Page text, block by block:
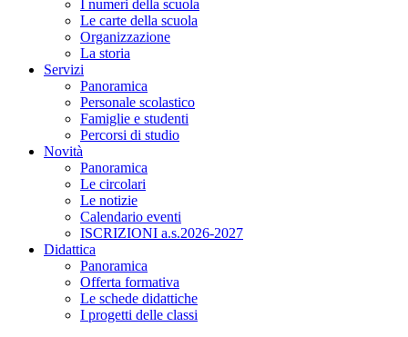
I numeri della scuola
Le carte della scuola
Organizzazione
La storia
Servizi
Panoramica
Personale scolastico
Famiglie e studenti
Percorsi di studio
Novità
Panoramica
Le circolari
Le notizie
Calendario eventi
ISCRIZIONI a.s.2026-2027
Didattica
Panoramica
Offerta formativa
Le schede didattiche
I progetti delle classi